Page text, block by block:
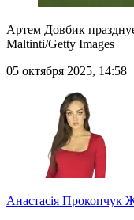
Артем Довбик
Maltinti/Getty Images
05 октября 2025, 14:58
Анастасія Прокопчук